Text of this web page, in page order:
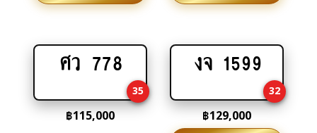
Add
cart
ศว 778
35
฿115,000
Add
cart
งจ 1599
32
฿129,000